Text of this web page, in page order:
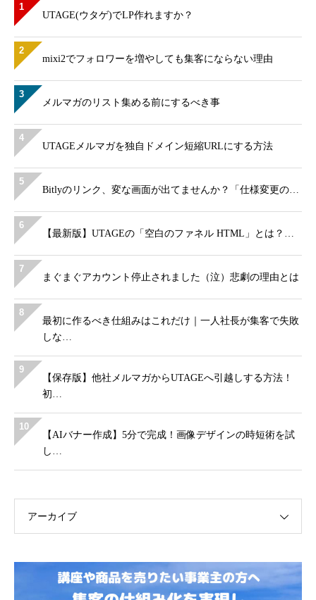
1
UTAGE(ウタゲ)でLP作れますか？
2
mixi2でフォロワーを増やしても集客にならない理由
3
メルマガのリスト集める前にするべき事
4
UTAGEメルマガを独自ドメイン短縮URLにする方法
5
Bitlyのリンク、変な画面が出てませんか？「仕様変更の…
6
【最新版】UTAGEの「空白のファネル HTML」とは？…
7
まぐまぐアカウント停止されました（泣）悲劇の理由とは
8
最初に作るべき仕組みはこれだけ｜一人社長が集客で失敗
しな…
9
【保存版】他社メルマガからUTAGEへ引越しする方法！
初…
10
【AIバナー作成】5分で完成！画像デザインの時短術を試
し…
アーカイブ